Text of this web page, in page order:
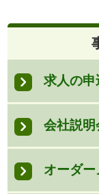
求人の申
会社説明
オーダ